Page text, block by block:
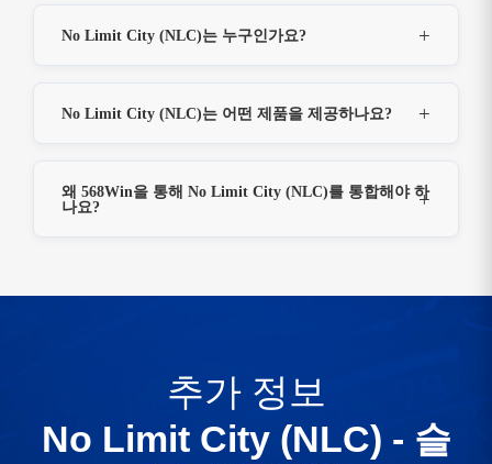
No Limit City (NLC)는 누구인가요?
No Limit City (NLC)는 어떤 제품을 제공하나요?
왜 568Win을 통해 No Limit City (NLC)를 통합해야 하
나요?
추가 정보
No Limit City (NLC) - 슬